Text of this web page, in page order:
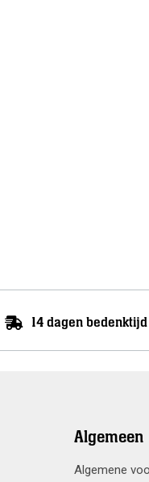
14 dagen bedenktijd
Algemeen
Algemene